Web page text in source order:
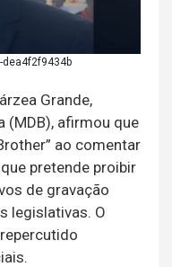
dea4f2f9434b
Grande,
(MDB), afirmou que
ao comentar
pretende proibir
de gravação
legislativas. O